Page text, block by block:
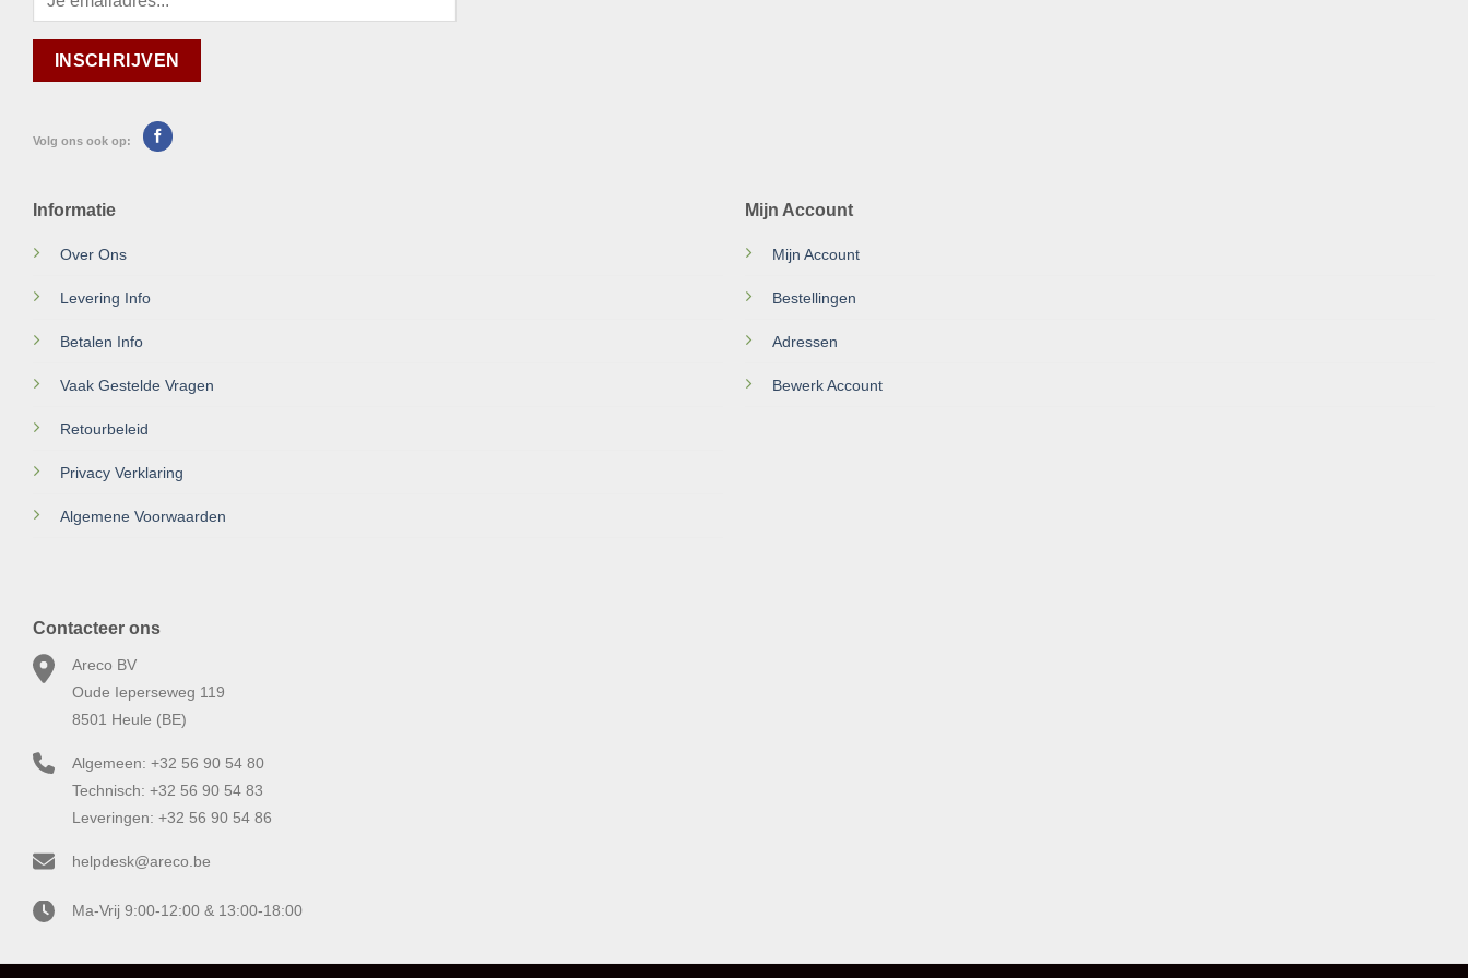
Volg ons ook op:
Informatie
Over Ons
Levering Info
Betalen Info
Vaak Gestelde Vragen
Retourbeleid
Privacy Verklaring
Algemene Voorwaarden
Mijn Account
Mijn Account
Bestellingen
Adressen
Bewerk Account
Contacteer ons
Areco BV
Oude Ieperseweg 119
8501 Heule (BE)
Algemeen: +32 56 90 54 80
Technisch: +32 56 90 54 83
Leveringen: +32 56 90 54 86
helpdesk@areco.be
Ma-Vrij 9:00-12:00 & 13:00-18:00